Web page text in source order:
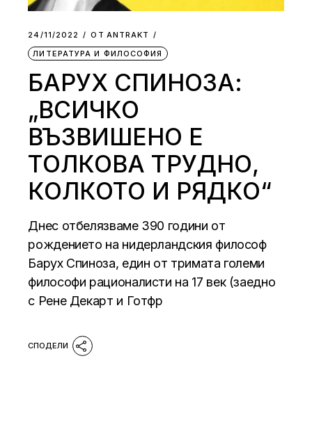
24/11/2022 ОТ АNTRAKT
ЛИТЕРАТУРА И ФИЛОСОФИЯ
БАРУХ СПИНОЗА:
„ВСИЧКО
ВЪЗВИШЕНО Е
ТОЛКОВА ТРУДНО,
КОЛКОТО И РЯДКО“
Днес отбелязваме 390 години от
рождението на нидерландския философ
Барух Спиноза, един от тримата големи
философи рационалисти на 17 век (заедно
с Рене Декарт и Готфр